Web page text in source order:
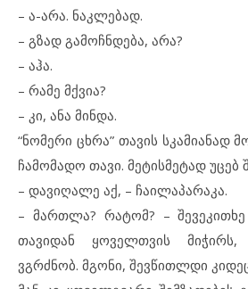
– ა-არა. ნაკლებად.
– გზად გამოჩნდება, არა?
– აჰა.
– რამე მქვია?
– კი, ანა მინდა.
“ნომერი ცხრა” თავის სკამიანად
ჩამომადო თავი. მეტისმეტად უცებ
– დავიღალე აქ, – ჩაილაპარაკა.
– მართლა? რატომ? –
თავიდან ყოველთვის
ვგრძნობ. მგონი, შევწითლდი